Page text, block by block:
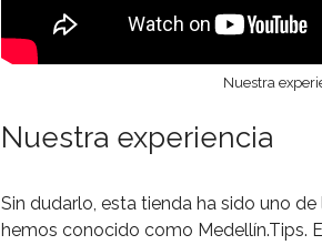
Nuestra
Nuestra experiencia
Sin dudarlo, esta tienda ha sido uno
hemos conocido como Medellín.Tips.